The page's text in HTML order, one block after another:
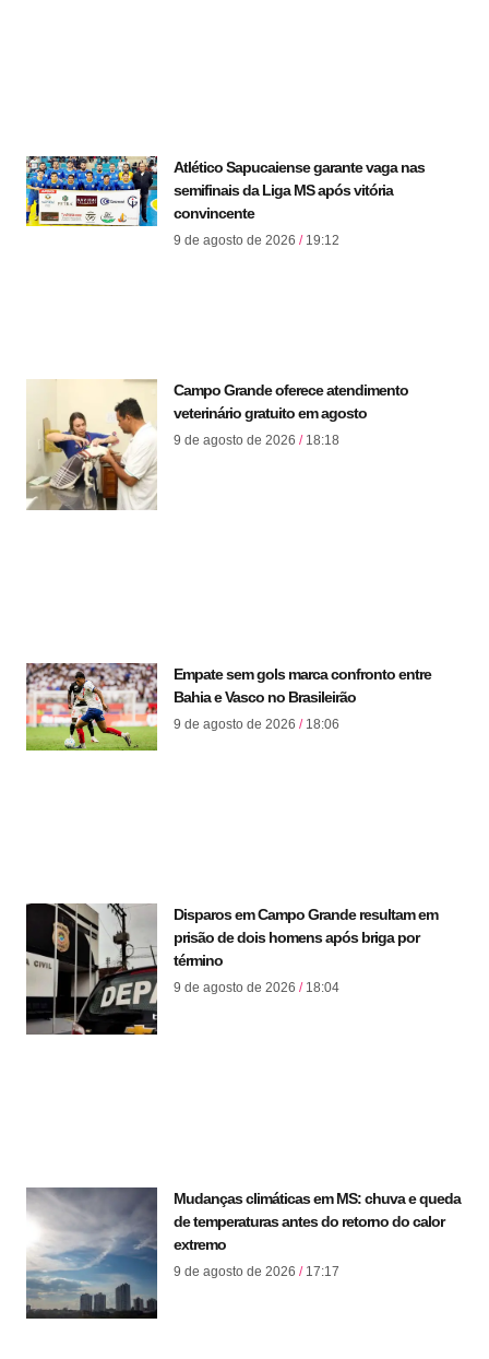
Atlético Sapucaiense garante vaga nas
semifinais da Liga MS após vitória
convincente
9 de agosto de 2026 19:12
Campo Grande oferece atendimento
veterinário gratuito em agosto
9 de agosto de 2026 18:18
Empate sem gols marca confronto entre
Bahia e Vasco no Brasileirão
9 de agosto de 2026 18:06
Disparos em Campo Grande resultam em
prisão de dois homens após briga por
término
9 de agosto de 2026 18:04
Mudanças climáticas em MS: chuva e queda
de temperaturas antes do retorno do calor
extremo
9 de agosto de 2026 17:17